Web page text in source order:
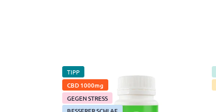
TIPP
CBD 1000mg
GEGEN STRESS